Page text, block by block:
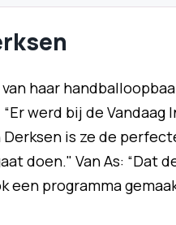
haar
“Er werd bij de
Derksen is ze de
doen." Van As: “Dat
een programma